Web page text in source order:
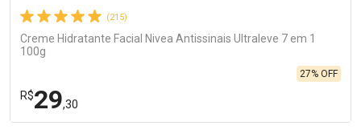
(215)
Creme Hidratante Facial Nivea Antissinais Ultraleve 7 em 1
100g
R$29,30
27% OFF